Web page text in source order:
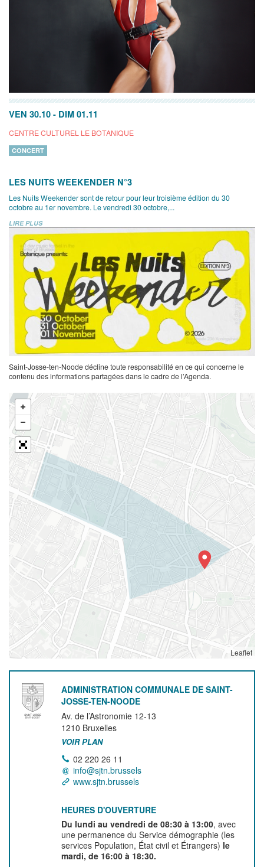
VEN 30.10 - DIM 01.11
CENTRE CULTUREL LE BOTANIQUE
CONCERT
LES NUITS WEEKENDER N°3
Les Nuits Weekender sont de retour pour leur troisième édition du 30
octobre au 1er novembre. Le vendredi 30 octobre,...
LIRE PLUS
Saint-Josse-ten-Noode décline toute responsabilité en ce qui concerne le
contenu des informations partagées dans le cadre de l’Agenda.
Leaflet
ADMINISTRATION COMMUNALE DE SAINT-
JOSSE-TEN-NOODE
Av. de l’Astronomie 12-13
1210 Bruxelles
VOIR PLAN
02 220 26 11
info@sjtn.brussels
www.sjtn.brussels
HEURES D'OUVERTURE
Du lundi au vendredi de 08:30 à 13:00, avec
une permanence du Service démographie (les
services Population, État civil et Étrangers) le
mardi, de 16:00 à 18:30.